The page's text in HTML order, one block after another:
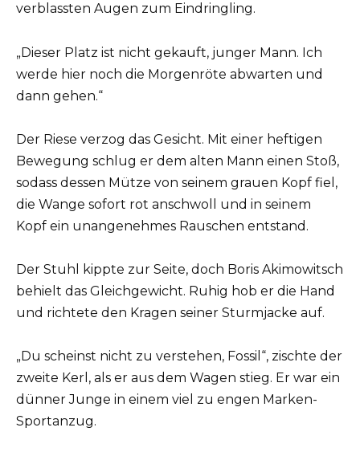
verblassten Augen zum Eindringling.
„Dieser Platz ist nicht gekauft, junger Mann. Ich
werde hier noch die Morgenröte abwarten und
dann gehen.“
Der Riese verzog das Gesicht. Mit einer heftigen
Bewegung schlug er dem alten Mann einen Stoß,
sodass dessen Mütze von seinem grauen Kopf fiel,
die Wange sofort rot anschwoll und in seinem
Kopf ein unangenehmes Rauschen entstand.
Der Stuhl kippte zur Seite, doch Boris Akimowitsch
behielt das Gleichgewicht. Ruhig hob er die Hand
und richtete den Kragen seiner Sturmjacke auf.
„Du scheinst nicht zu verstehen, Fossil“, zischte der
zweite Kerl, als er aus dem Wagen stieg. Er war ein
dünner Junge in einem viel zu engen Marken-
Sportanzug.